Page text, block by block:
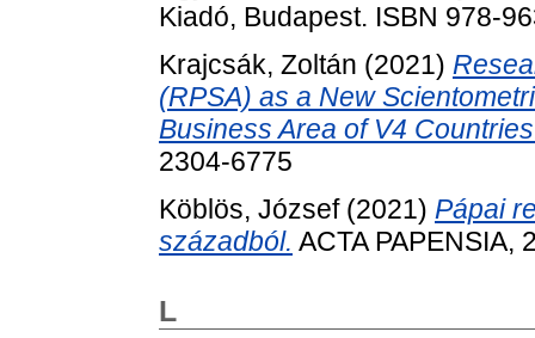
Kiadó, Budapest. ISBN 978-
Krajcsák, Zoltán (2021)
(RPSA) as a New
Business Area of V4
2304-6775
Köblös, József(2021) Pápai
századból. ACTA PAPENSIA,
L